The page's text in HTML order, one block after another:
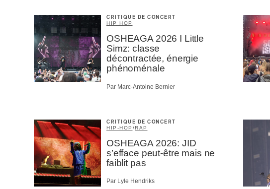
CRITIQUE DE CONCERT
HIP HOP
OSHEAGA 2026 I Little
Simz: classe
décontractée, énergie
phénoménale
Par Marc-Antoine Bernier
CRITIQUE DE CONCERT
HIP-HOP /RAP
OSHEAGA 2026: JID
s’efface peut-être mais ne
faiblit pas
Par Lyle Hendriks